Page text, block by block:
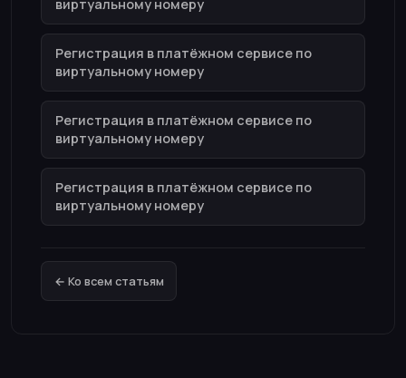
виртуальному номеру
Регистрация в платёжном сервисе по
виртуальному номеру
Регистрация в платёжном сервисе по
виртуальному номеру
Регистрация в платёжном сервисе по
виртуальному номеру
← Ко всем статьям